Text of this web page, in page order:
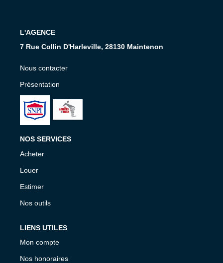
L'AGENCE
7 Rue Collin D'Harleville, 28130 Maintenon
Nous contacter
Présentation
NOS SERVICES
Acheter
Louer
Estimer
Nos outils
LIENS UTILES
Mon compte
Nos honoraires